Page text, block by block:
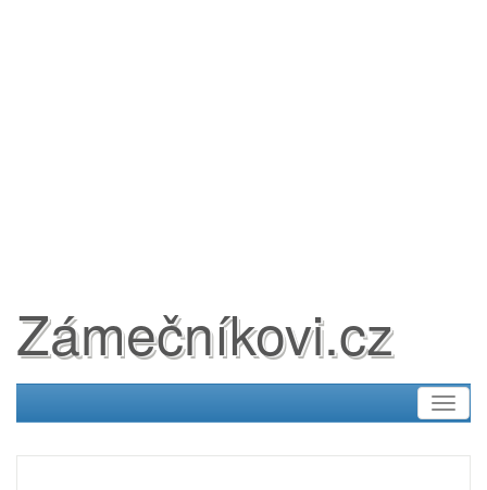
Zámečníkovi.cz